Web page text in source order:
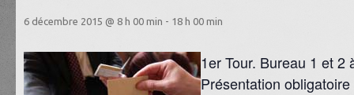
6 décembre 2015 @ 8 h 00 min - 18 h 00 min
1er Tour. Bureau 1 et 2
Présentation obligatoire